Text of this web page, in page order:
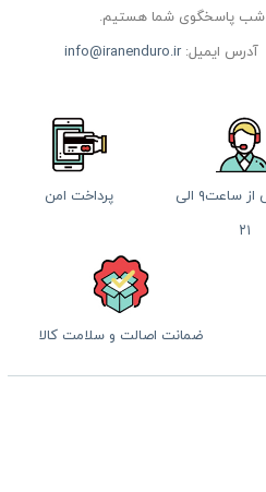
آدرس ایمیل:info@iranenduro.ir
پشتیبانی از ساعت۹ الی
۲۱
پرداخت امن
ضمانت اصالت و سلامت کالا